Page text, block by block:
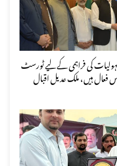
کی فراہمی کے لیے ٹورسٹ
فعال ہیں، ملک عدیل اقبال